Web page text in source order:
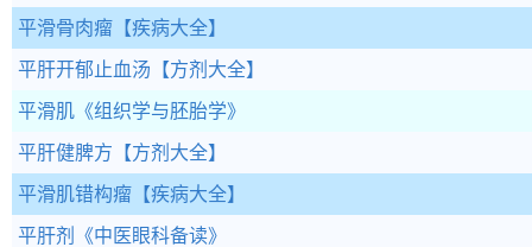
平滑骨肉瘤 【疾病大全】
平肝开郁止血汤 【方剂大全】
平滑肌 《组织学与胚胎学》
平肝健脾方 【方剂大全】
平滑肌错构瘤 【疾病大全】
平肝剂 《中医眼科备读》